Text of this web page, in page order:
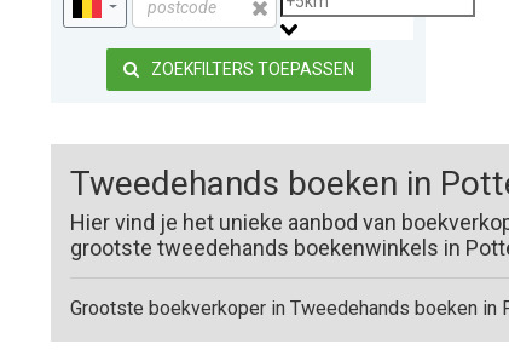
ZOEKFILTERS TOEPASSEN
Tweedehands boeken in
Hier vind je het unieke aanbod van
grootste tweedehands boekenwinkels in
Grootste boekverkoper in Tweedehands boeken in